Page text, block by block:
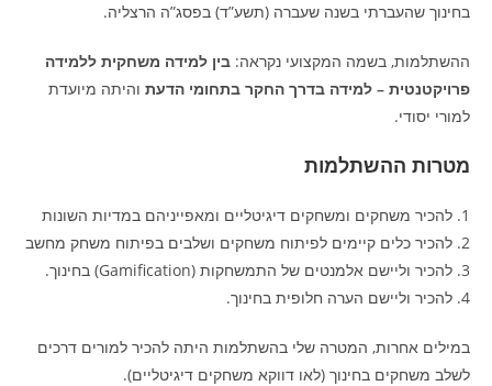
בחינוך שהעברתי בשנה שעברה (תשע”ד) בפסג”ה הרצליה.
ההשתלמות, בשמה המקצועי נקראה: בין למידה משחקית ללמידה
פרויקטנטית – למידה בדרך החקר בתחומי הדעת והיתה מיועדת
למורי יסודי.
מטרות ההשתלמות
1. להכיר משחקים ומשחקים דיגיטליים ומאפייניהם במדיות השונות
2. להכיר כלים קיימים לפיתוח משחקים ושלבים בפיתוח משחק מחשב
3. להכיר וליישם אלמנטים של התמשחקות (Gamification) בחינוך.
4. להכיר וליישם הערה חלופית בחינוך.
במילים אחרות, המטרה שלי בהשתלמות היתה להכיר למורים דרכים
לשלב משחקים בחינוך (לאו דווקא משחקים דיגיטליים).